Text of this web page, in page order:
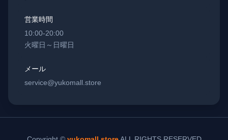
営業時間
10:00-20:00
火曜日～日曜日
メール
service@yukomall.store